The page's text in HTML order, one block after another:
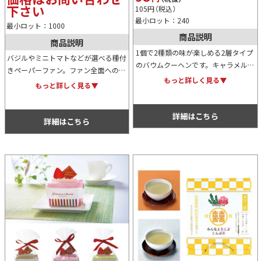
下さい
最小ロット：1000
商品説明
バジルやミニトマトなどが選べる種付
きペーパーファン。ファン全面へのオ
リジナル印刷に加え、型抜き加工にも
る、エコで販促効果抜群のノベルティ
もっと詳しく見る▼
詳細はこちら
105円（税込）
最小ロット：240
商品説明
1個で2種類の味が楽しめる2層タイプ
のバウムクーヘンです。キャラメル＆
ミルク、抹茶＆ミルク、ストロベリー
もっと詳しく見る▼
詳細はこちら